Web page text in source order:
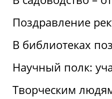
Поздравление
В библиотеках
Научный полк:
Творческим